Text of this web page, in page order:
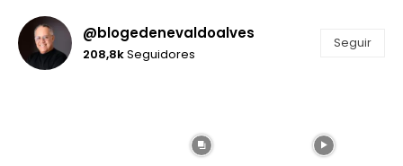
@blogedenevaldoalves
208,8kSeguidores
Seguir